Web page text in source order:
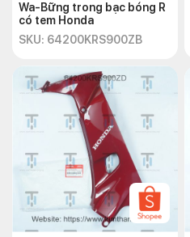
Wa-Bững trong bạc bóng R
có tem Honda
SKU: 64200KRS900ZB